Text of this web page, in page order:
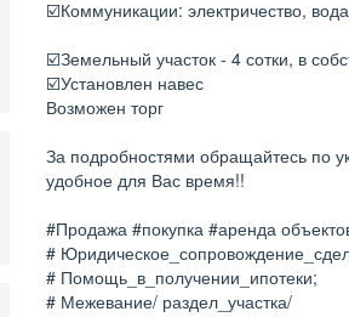
☑️Коммуникации: электричество,
☑️Земельный участок - 4 сотки, в
☑️Установлен навес
Возможен торг
За подробностями обращайтесь по
удобное для Вас время!!
#Продажа #покупка #аренда
#
# Помощь_в_получении_ипотеки;
# Межевание/ раздел_участка/